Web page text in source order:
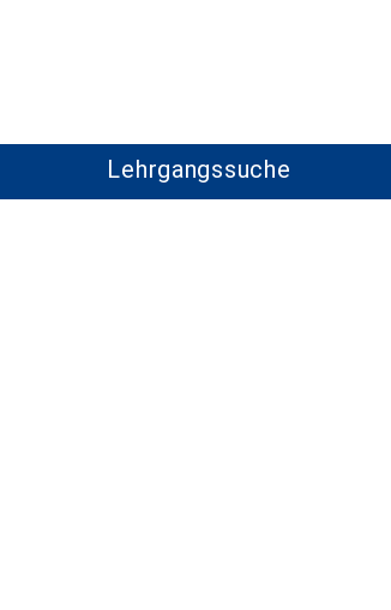
Lehrgangssuche